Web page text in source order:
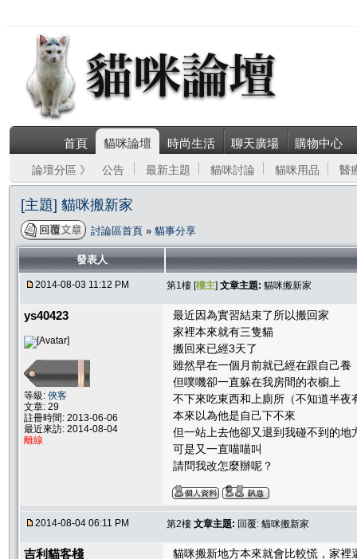
首頁 貓咪論壇 時尚生活 聊天廣場 購物中心
論壇分區 》 公告 最新主題 貓咪討論 貓咪用品 醫
[主題] 貓咪搬新家
討論區首頁 » 貓事分享
發表人
2014-08-03 11:12 PM 第1樓 [樓主] 文章主題: 貓咪搬新家
ys40423
等級: 俠客
文章: 29
註冊時間: 2013-06-06
最近來訪: 2014-08-04
離線
最近因為實習結束了所以搬回家
家裡本來就有三隻貓
搬回來已經3天了
雖然早在一個月前就已經在跟自己養
但噗嘰卻一直躲在我房間的衣櫥上
不下來吃東西和上廁所（不知道半夜
本來以為他是自己下不來
但一站上去他卻又退到我碰不到的地
可是又一直喵喵叫
請問我改怎麼辦呢？
2014-08-04 06:11 PM 第2樓 文章主題: 回覆: 貓咪搬新家
吉利貓客棧
貓咪搬新地方本來就會比較慌，家